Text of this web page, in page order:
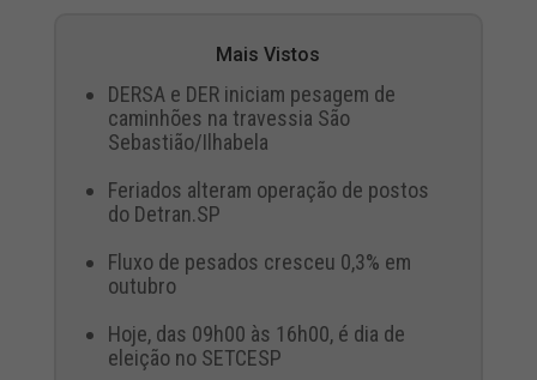
Mais Vistos
DERSA e DER iniciam pesagem de
caminhões na travessia São
Sebastião/Ilhabela
Feriados alteram operação de postos
do Detran.SP
Fluxo de pesados cresceu 0,3% em
outubro
Hoje, das 09h00 às 16h00, é dia de
eleição no SETCESP